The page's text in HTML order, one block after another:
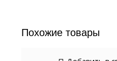
Похожие товары